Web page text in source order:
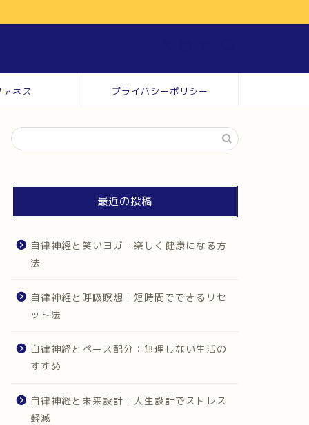
ネス プライバシーポリシー
最近の投稿
自律神経と笑いヨガ：楽しく健康になる方
法
自律神経と呼吸瞑想：短時間でできるリセ
ット法
自律神経とペース配分：無理しない生活の
すすめ
自律神経と未来設計：人生設計でストレス
軽減